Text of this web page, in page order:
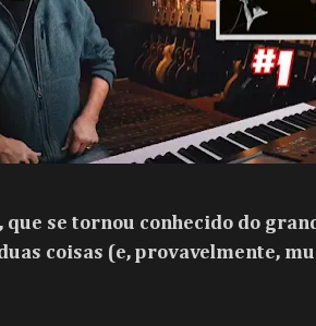
se tornou conhecido do
coisas (e, provavelmente,